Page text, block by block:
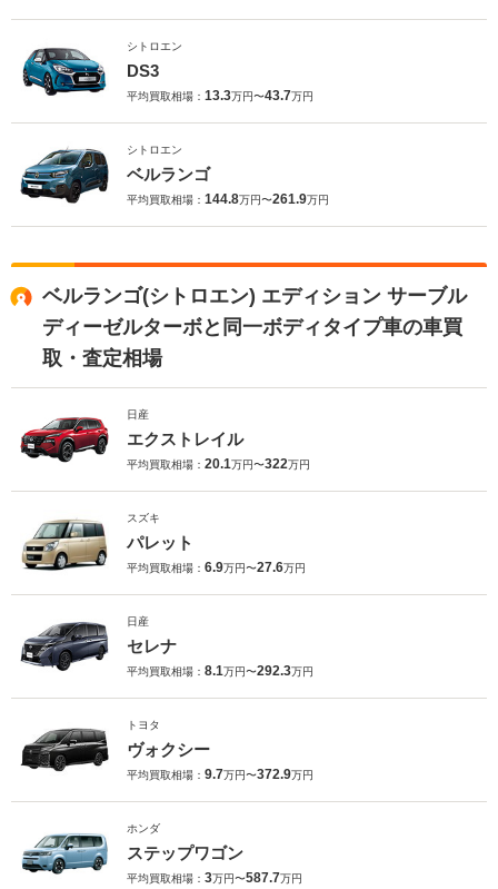
シトロエン
DS3
平均買取相場： 13.3万円〜43.7万円
シトロエン
ベルランゴ
平均買取相場： 144.8万円〜261.9万円
ベルランゴ(シトロエン) エディション サーブル
ディーゼルターボと同一ボディタイプ車の車買
取・査定相場
日産
エクストレイル
平均買取相場： 20.1万円〜322万円
スズキ
パレット
平均買取相場： 6.9万円〜27.6万円
日産
セレナ
平均買取相場： 8.1万円〜292.3万円
トヨタ
ヴォクシー
平均買取相場： 9.7万円〜372.9万円
ホンダ
ステップワゴン
平均買取相場： 3万円〜587.7万円